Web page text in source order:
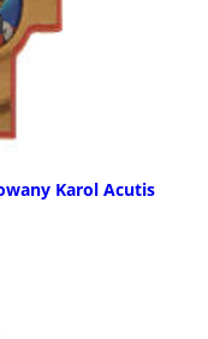
Karol Acutis